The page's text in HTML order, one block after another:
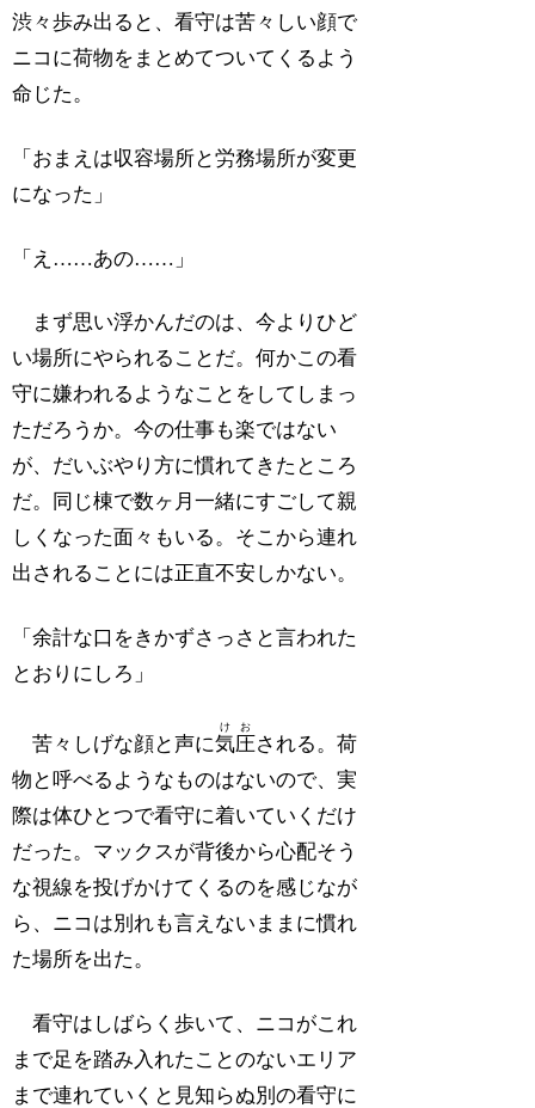
渋々歩み出ると、看守は苦々しい顔で
ニコに荷物をまとめてついてくるよう
命じた。
「おまえは収容場所と労務場所が変更
になった」
「え……あの……」
まず思い浮かんだのは、今よりひど
い場所にやられることだ。何かこの看
守に嫌われるようなことをしてしまっ
ただろうか。今の仕事も楽ではない
が、だいぶやり方に慣れてきたところ
だ。同じ棟で数ヶ月一緒にすごして親
しくなった面々もいる。そこから連れ
出されることには正直不安しかない。
「余計な口をきかずさっさと言われた
とおりにしろ」
苦々しげな顔と声に気圧
けお
される。荷
物と呼べるようなものはないので、実
際は体ひとつで看守に着いていくだけ
だった。マックスが背後から心配そう
な視線を投げかけてくるのを感じなが
ら、ニコは別れも言えないままに慣れ
た場所を出た。
看守はしばらく歩いて、ニコがこれ
まで足を踏み入れたことのないエリア
まで連れていくと見知らぬ別の看守に